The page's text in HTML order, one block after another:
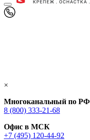
×
Многоканальный по РФ
8 (800) 333‑21-68
Офис в МСК
+7 (495) 120-44-92